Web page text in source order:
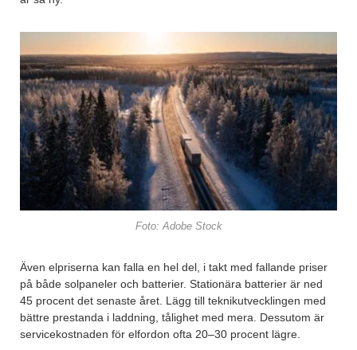
Foto: Adobe Stock
Även elpriserna kan falla en hel del, i takt med fallande priser
på både solpaneler och batterier. Stationära batterier är ned
45 procent det senaste året. Lägg till teknikutvecklingen med
bättre prestanda i laddning, tålighet med mera. Dessutom är
servicekostnaden för elfordon ofta 20–30 procent lägre.